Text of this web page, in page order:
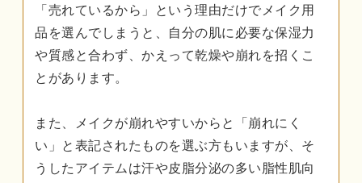
「売れているから」という理由だけでメイク用
品を選んでしまうと、自分の肌に必要な保湿力
や質感と合わず、かえって乾燥や崩れを招くこ
とがあります。
また、メイクが崩れやすいからと「崩れにく
い」と表記されたものを選ぶ方もいますが、そ
うしたアイテムは汗や皮脂分泌の多い脂性肌向